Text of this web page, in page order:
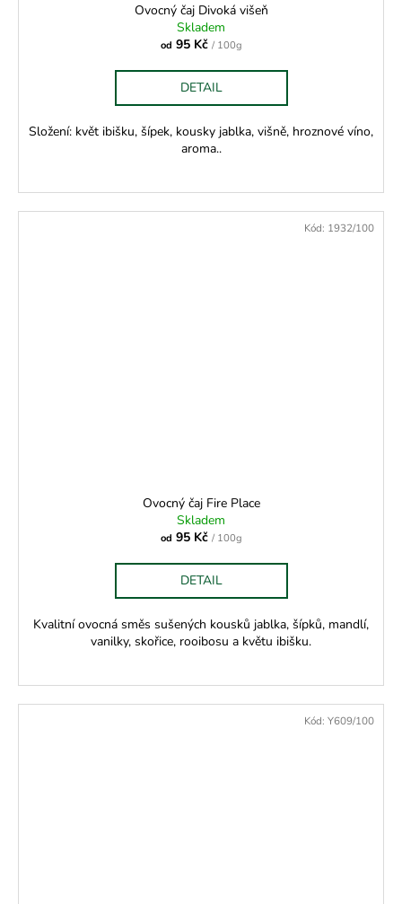
Ovocný čaj Divoká višeň
Skladem
od 95 Kč / 100g
DETAIL
Složení: květ ibišku, šípek, kousky jablka, višně, hroznové víno,
aroma..
Ovocný čaj Fire Place
Skladem
od 95 Kč / 100g
DETAIL
Kvalitní ovocná směs sušených kousků jablka, šípků, mandlí,
vanilky, skořice, rooibosu a květu ibišku.
Kód: 1932/100
Kód: Y609/100